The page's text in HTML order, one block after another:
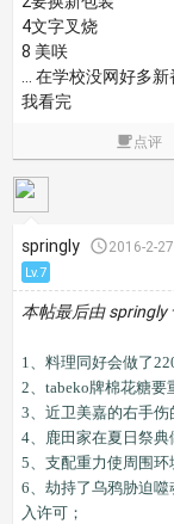
4文字叉烧
8 美咲
… 在学校没网好多
我看完
点评
springly 2016-2-
Lv.7
本帖最后由 springly
1、料理同好会做了
2、tabeko牌棉花糖要
3、近卫美嘉的右手伤
4、鹿田家在夏日祭典
5、支配重力使周围环
6、劫持了乌鸦胁迫
入许可；